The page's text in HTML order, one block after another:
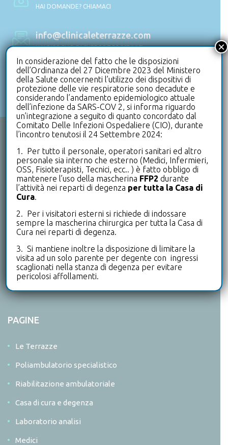
HAI DOMANDE? CHIAMACI
info@clinicaleterrazze.com
HAI BISOGNO DI SUPPORTO? SCRIVICI
+39 0332 992500
UFFICIO PRENOTAZIONI
Le Terrazze è un punto di riferimento a livello nazionale
per tutto ciò che riguarda la riabilitazione in degenza e
ambulatoriale.
Un primato di eccellenza che si ritrova anche
nell’offerta poliambulatoriale, di medicina dello sport e
nei servizi di assistenza alla persona che offre.
Scopri di più
Seguici su:
PAGINE
Le Terrazze
Poliambulatorio specialistico
Riabilitazione ambulatoriale
Casa di cura e degenza
Laboratorio analisi
Medici
In considerazione del fatto che le disposizioni
dell’Ordinanza del 27 Dicembre 2023 del Ministero
della Salute concernenti l’utilizzo dei dispositivi di
protezione delle vie respiratorie sono decadute e
considerando l’andamento epidemiologico attuale
dell’infezione da SARS-COV 2, si informa riguardo
un’integrazione a seguito di quanto concordato dal
Comitato Delle Infezioni Ospedaliere (CIO), durante
l’incontro tenutosi il 24 Settembre 2024:
1. Per tutto il personale, operatori sanitari ed altro
personale sia interno che esterno (Medici, Infermieri,
OSS, Fisioterapisti, Tecnici, ecc.. ) è fatto obbligo di
mantenere l’uso della mascherina FFP2 durante
l’attività nei reparti di degenza per tutta la Casa di
Cura.
2. Per i visitatori esterni si richiede di indossare
sempre la mascherina chirurgica per tutta la Casa di
Cura nei reparti di degenza.
3. Si mantiene inoltre la disposizione di limitare la
visita ad un solo parente per degente con ingressi
scaglionati nella stanza di degenza per evitare
pericolosi affollamenti.
×